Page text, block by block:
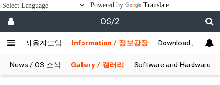
Powered by Translate
OS/2
/ 사용자모임 Information / 정보광장 Download / 자료실
News / OS 소식 Gallery / 갤러리 Software and Hardware